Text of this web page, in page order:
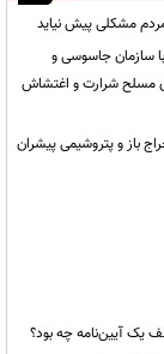
مشکلی پیش نیاید
مزدوران مرتبط با سازمان جاسوسی و
نفر از اعضای باندهای مسلح شرارت و اغتشاش
/ حراج باز و پتروشیمی پیشران
یک آیین‌نامه چه بود؟